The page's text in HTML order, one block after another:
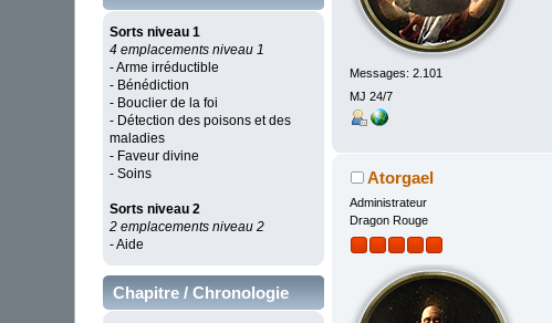
Sorts niveau 1
4 emplacements niveau 1
- Arme irréductible
- Bénédiction
- Bouclier de la foi
- Détection des poisons et des
maladies
- Faveur divine
- Soins
Sorts niveau 2
2 emplacements niveau 2
- Aide
Chapitre / Chronologie
Messages: 2.101
MJ 24/7
Atorgael
Administrateur
Dragon Rouge